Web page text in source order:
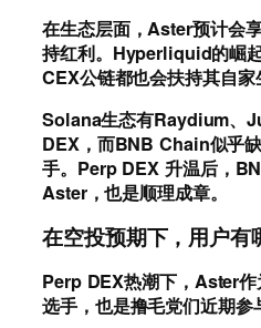
在生态层面，Aster预计会
持红利。Hyperliquid的崛
CEX公链都也会扶持其自家
Solana生态有Raydium、
DEX，而BNB Chain似乎
手。Perp DEX 升温后，
Aster，也是顺理成章。
在空投预期下，用户有
Perp DEX热潮下，Aster
选手，也是撸毛党们近期参